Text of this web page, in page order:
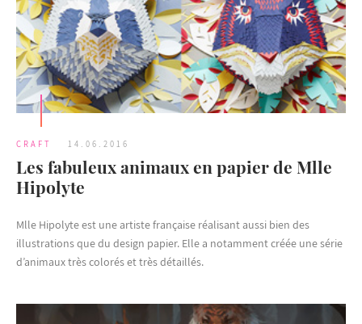
CRAFT 14.06.2016
Les fabuleux animaux en papier de Mlle
Hipolyte
Mlle Hipolyte est une artiste française réalisant aussi bien des
illustrations que du design papier. Elle a notamment créée une série
d’animaux très colorés et très détaillés.